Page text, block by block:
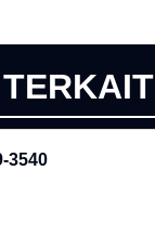
3540